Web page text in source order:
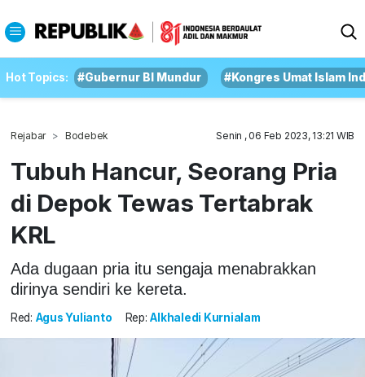
Hot Topics: #Gubernur BI Mundur #Kongres Umat Islam
Rejabar Bodebek Senin , 06 Feb 2023, 13:21 WIB
Tubuh Hancur, Seorang Pria
di Depok Tewas Tertabrak
KRL
Ada dugaan pria itu sengaja menabrakkan
dirinya sendiri ke kereta.
Red: Agus Yulianto Rep: Alkhaledi Kurnialam